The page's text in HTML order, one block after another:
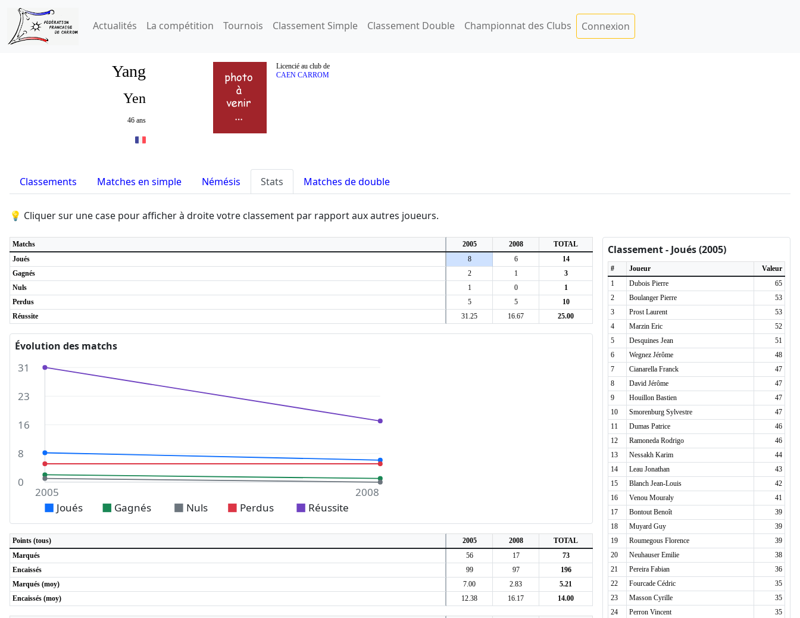
Actualités La compétition Tournois Classement Simple Classement Double Championnat des Clubs Connexion
Yang
Licencié au club de
CAEN CARROM
Yen
46 ans
Classements Matches en simple Némésis Stats Matches de double
💡 Cliquer sur une case pour afficher à droite votre classement par rapport aux autres joueurs.
Matchs 2005 2008
TOTAL
Joués
8 6
14
Gagnés
2 1
3
Nuls
1 0
1
Perdus
5 5
10
Réussite
31.25 16.67 25.00
Évolution des matchs
31
23
16
8
0
2005 2008
Joués Gagnés Nuls Perdus Réussite
Points (tous) 2005 2008
TOTAL
Marqués
56 17
73
Encaissés
99 97
196
Marqués (moy)
7.00 2.83
5.21
Encaissés (moy)
12.38 16.17 14.00
Classement - Joués (2005)
# Joueur
Valeur
1
Dubois Pierre
65
2
Boulanger Pierre
53
3
Prost Laurent
53
4
Marzin Eric
52
5
Desquines Jean
51
6
Wegnez Jérôme
48
7
Cianarella Franck
47
8
David Jérôme
47
9
Houillon Bastien
47
10
Smorenburg Sylvestre
47
11
Dumas Patrice
46
12
Ramoneda Rodrigo
46
13
Nessakh Karim
44
14
Leau Jonathan
43
15
Blanch Jean-Louis
42
16
Venou Mouraly
41
17
Bontout Benoît
39
18
Muyard Guy
39
19
Roumegous Florence
39
20
Neuhauser Emilie
38
21
Pereira Fabian
36
22
Fourcade Cédric
35
23
Masson Cyrille
35
24
Perron Vincent
35